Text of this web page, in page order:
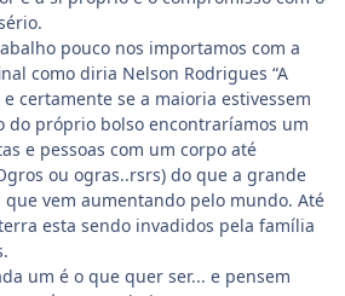
pouco nos importamos com a
como diria Nelson Rodrigues “A
certamente se a maioria estivessem
do próprio bolso encontraríamos um
e pessoas com um corpo até
ou ogras..rsrs) do que a grande
vem aumentando pelo mundo. Até
esta sendo invadidos pela família
um é o que quer ser... e pensem